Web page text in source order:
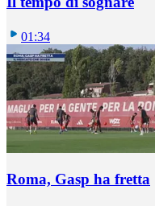
01:34
Roma, Gasp ha fretta